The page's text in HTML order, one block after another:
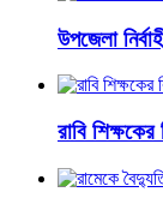
উপজেলা
রাবি